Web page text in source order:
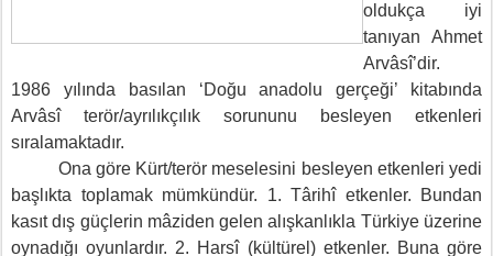
oldukça iyi
tanıyan Ahmet
Arvâsî’dir.
1986 yılında basılan ‘Doğu anadolu gerçeği’ kitabında
Arvâsî terör/ayrılıkçılık sorununu besleyen etkenleri
sıralamaktadır.
Ona göre Kürt/terör meselesini besleyen etkenleri yedi
başlıkta toplamak mümkündür. 1. Târihî etkenler. Bundan
kasıt dış güçlerin mâziden gelen alışkanlıkla Türkiye üzerine
oynadığı oyunlardır. 2. Harsî (kültürel) etkenler. Buna göre